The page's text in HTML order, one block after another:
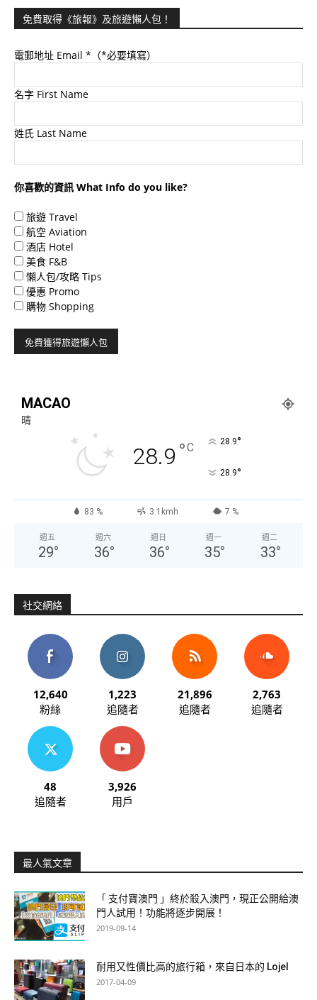
免費取得《旅報》及旅遊懶人包！
電郵地址 Email *（*必要填寫）
名字 First Name
姓氏 Last Name
你喜歡的資訊 What Info do you like?
旅遊 Travel
航空 Aviation
酒店 Hotel
美食 F&B
懶人包/攻略 Tips
優惠 Promo
購物 Shopping
MACAO
晴
28.9 °C 28.9°
28.9°
83 % 3.1kmh 7 %
週五
29°
週六
36°
週日
36°
週一
35°
週二
33°
社交網絡
12,640
粉絲
1,223
追隨者
21,896
追隨者
2,763
追隨者
48
追隨者
3,926
用戶
最人氣文章
「 支付寶澳門 」終於殺入澳門，現正公開給澳
門人試用！功能將逐步開展！
2019-09-14
耐用又性價比高的旅行箱，來自日本的 Lojel
2017-04-09